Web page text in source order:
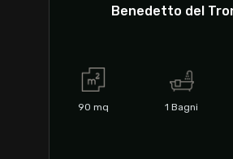
Benedetto del
90 mq 1 Bagni